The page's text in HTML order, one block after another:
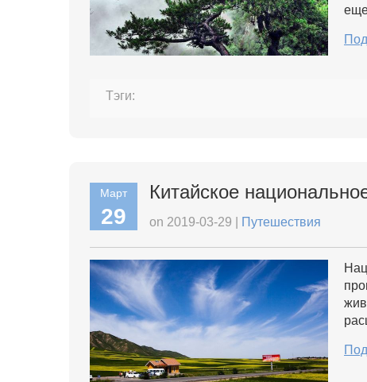
Тэги:
Март
29
Китайское
on 2019-03-29 | Путешествия